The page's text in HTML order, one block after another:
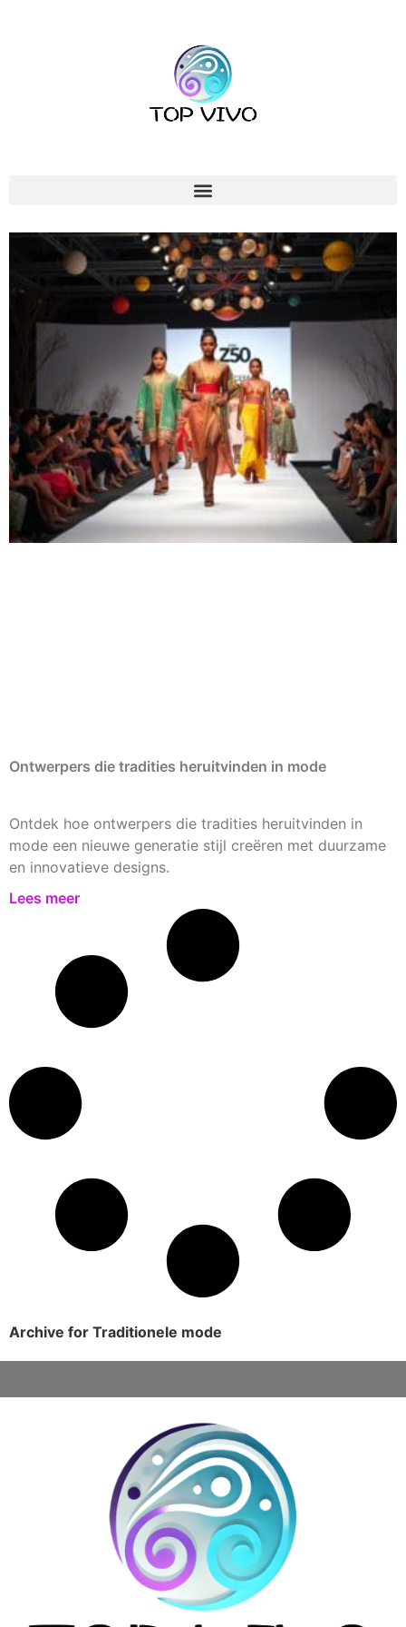
Ontwerpers die tradities heruitvinden in mode
Ontdek hoe ontwerpers die tradities heruitvinden in
mode een nieuwe generatie stijl creëren met duurzame
en innovatieve designs.
Lees meer
Archive for Traditionele mode